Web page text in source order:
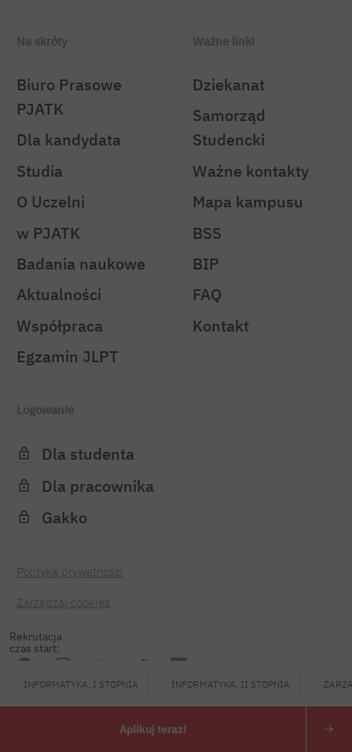
Rekrutacja
czas start:
INFORMATYKA, I STOPNIA INFORMATYKA, II STOPNIA
Aplikuj teraz!
Na skróty
Biuro Prasowe
PJATK
Dla kandydata
Studia
O Uczelni
w PJATK
Badania naukowe
Aktualności
Współpraca
Egzamin JLPT
Ważne linki
Dziekanat
Samorząd
Studencki
Ważne kontakty
Mapa kampusu
BSS
BIP
FAQ
Kontakt
Logowanie
Dla studenta
Dla pracownika
Gakko
Polityka prywatności
Zarządzaj cookies